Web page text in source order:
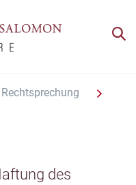
Rechtsprechung
des